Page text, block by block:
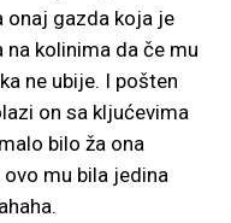
onaj gazda koja je
kolinima da če mu
ne ubije. I pošten
on sa kljućevima
bilo ža ona
mu bila jedina